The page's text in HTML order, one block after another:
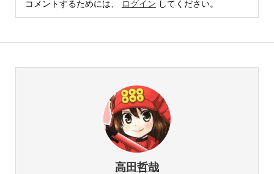
コメントするためには、 ログイン してください。
高田哲哉